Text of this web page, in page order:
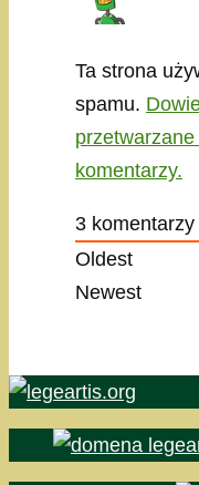
Ta strona
spamu.
komentarzy.
3 komentarzy
Oldest
Newest